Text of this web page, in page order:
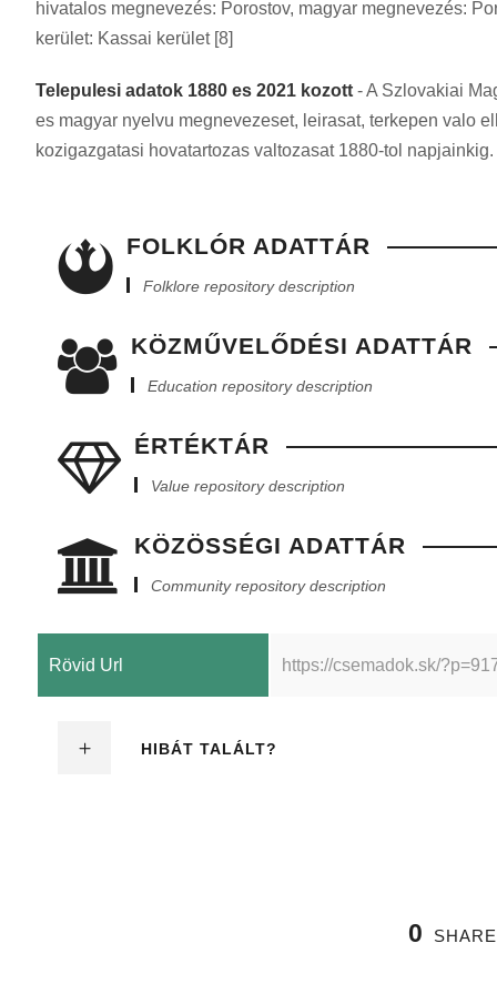
hivatalos megnevezés: Porostov, magyar megnevezés:
kerület: Kassai kerület [8]
Telepulesi adatok 1880 es 2021 kozott - A Szlovakiai
es magyar nyelvu megnevezeset, leirasat, terkepen valo
kozigazgatasi hovatartozas valtozasat 1880-tol
FOLKLÓR ADATTÁR
Folklore repository description
KÖZMŰVELŐDÉSI ADATTÁR
Education repository description
ÉRTÉKTÁR
Value repository description
KÖZÖSSÉGI ADATTÁR
Community repository description
Rövid Url https://csemadok.sk/
HIBÁT TALÁLT?
0